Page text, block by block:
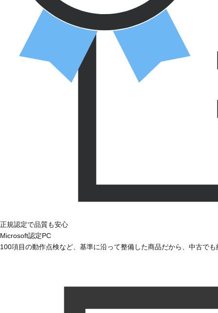
正規認定で品質も安心
Microsoft認定PC
100項目の動作点検など、基準に沿って整備した商品だから、中古で